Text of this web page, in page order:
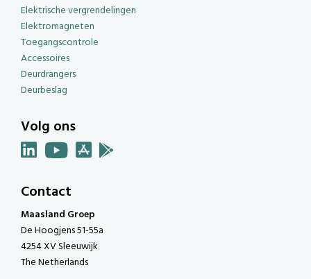
Elektrische vergrendelingen
Elektromagneten
Toegangscontrole
Accessoires
Deurdrangers
Deurbeslag
Volg ons
Contact
Maasland Groep
De Hoogjens 51-55a
4254 XV Sleeuwijk
The Netherlands